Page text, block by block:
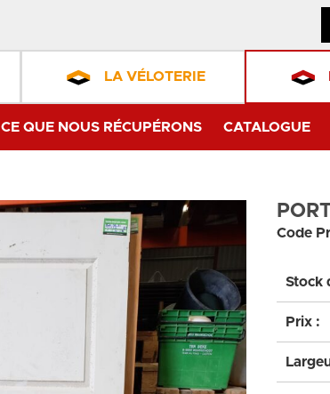
LA VÉLOTERIE
CE QUE NOUS RÉCUPÉRONS CATALOGUE
Code
Stock
Prix :